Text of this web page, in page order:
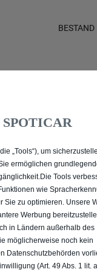
BESTAND
„Tools“), um
ermöglichen
Tools
wie
Sie zu optimieren. Unsere
Werbung
in Ländern außerhalb des
möglicherweise noch kein
Datenschutzbehörden
(Art. 49 Abs. 1 lit.